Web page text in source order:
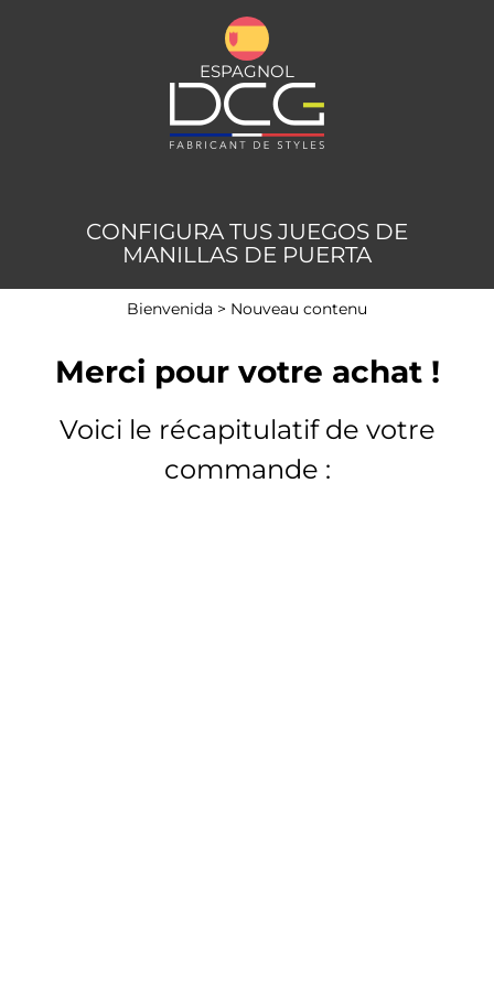
CONFIGURA TUS JUEGOS DE
MANILLAS DE PUERTA
ESPAGNOL
Bienvenida > Nouveau contenu
Merci pour votre achat !
Voici le récapitulatif de votre
commande :